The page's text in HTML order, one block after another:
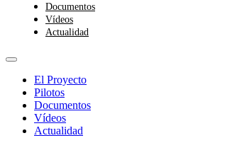
Documentos
Vídeos
Actualidad
El Proyecto
Pilotos
Documentos
Vídeos
Actualidad